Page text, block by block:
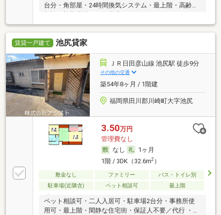
台分・角部屋・24時間換気システム・最上階・高齢者
賃貸一戸建て 池尻貸家
ＪＲ日田彦山線 池尻駅 徒歩9分
その他の交通
築54年8ヶ月 / 1階建
福岡県田川郡川崎町大字池尻
3.50万円
管理費なし
なし
1ヶ月
1階 / 3DK（32.6m2）
敷金なし ファミリー
バス・トイレ別
駐車場(近隣含)
ペット相談可 最上階
ペット相談可・二人入居可・駐車場2台分・事務所使
用可・最上階・閑静な住宅街・保証人不要／代行 ・初